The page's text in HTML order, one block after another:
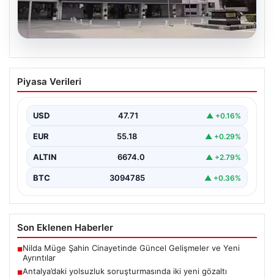
06.08.2026
Antalya’daki yolsuzluk soruşturmasında
iki yeni gözaltı
Yeni Gözaltı İşlemi", "content": "Antalya Büyükşehir
Belediyesi'ne yönelik…
Piyasa Verileri
USD 47.71 ▲ +0.16%
EUR 55.18 ▲ +0.29%
ALTIN 6674.0 ▲ +2.79%
BTC 3094785 ▲ +0.36%
Son Eklenen Haberler
■Nilda Müge Şahin Cinayetinde Güncel Gelişmeler ve Yeni
Ayrıntılar
■Antalya’daki yolsuzluk soruşturmasında iki yeni gözaltı